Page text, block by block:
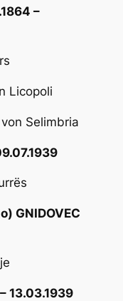
–
Licopoli
Selimbria
GNIDOVEC
13.03.1939